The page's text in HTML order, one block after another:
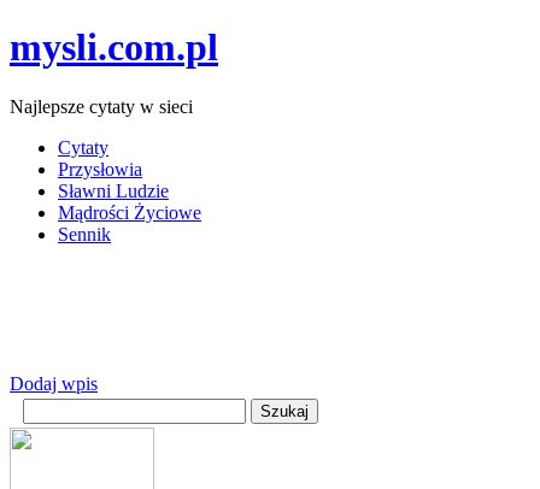
mysli.com.pl
Najlepsze cytaty w sieci
Cytaty
Przysłowia
Sławni Ludzie
Mądrości Życiowe
Sennik
Dodaj wpis